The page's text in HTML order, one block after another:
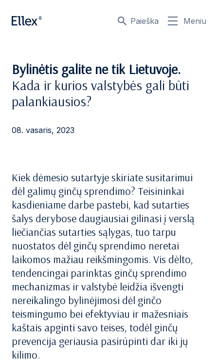
Paieška Meniu
Bylinėtis galite ne tik Lietuvoje.
Kada ir kurios valstybės gali būti
palankiausios?
08. vasaris, 2023
Kiek dėmesio sutartyje skiriate susitarimui
dėl galimų ginčų sprendimo? Teisininkai
kasdieniame darbe pastebi, kad sutarties
šalys derybose daugiausiai gilinasi į verslą
liečiančias sutarties sąlygas, tuo tarpu
nuostatos dėl ginčų sprendimo neretai
laikomos mažiau reikšmingomis. Vis dėlto,
tendencingai parinktas ginčų sprendimo
mechanizmas ir valstybė leidžia išvengti
nereikalingo bylinėjimosi dėl ginčo
teismingumo bei efektyviau ir mažesniais
kaštais apginti savo teises, todėl ginčų
prevencija geriausia pasirūpinti dar iki jų
kilimo.